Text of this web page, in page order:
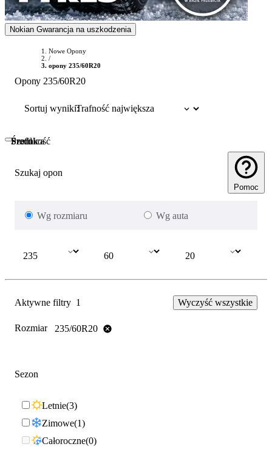
Nokian Gwarancja na uszkodzenia
Nowe Opony
/
opony 235/60R20
Opony 235/60R20
Sortuj wyniki:
Szukaj opon
Pomoc
Wg rozmiaru Wg auta
Szerokość
Profil
Średnica
Aktywne filtry 1 Wyczyść wszystkie
Rozmiar 235/60R20
Sezon
Letnie 3
Zimowe 1
Całoroczne 0